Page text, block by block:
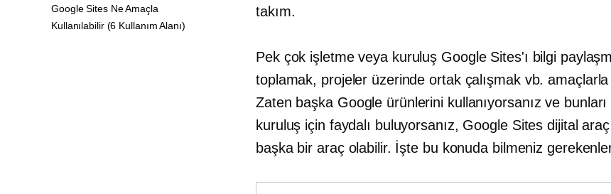
takım.
Pek çok işletme veya kuruluş Google Sites'ı bilgi
toplamak, projeler üzerinde ortak çalışmak vb. amaçlarla
Zaten başka Google ürünlerini kullanıyorsanız ve
kuruluş için faydalı buluyorsanız, Google Sites dijital
başka bir araç olabilir. İşte bu konuda bilmeniz
Google Sites Ne Amaçla
Kullanılabilir (6 Kullanım Alanı)